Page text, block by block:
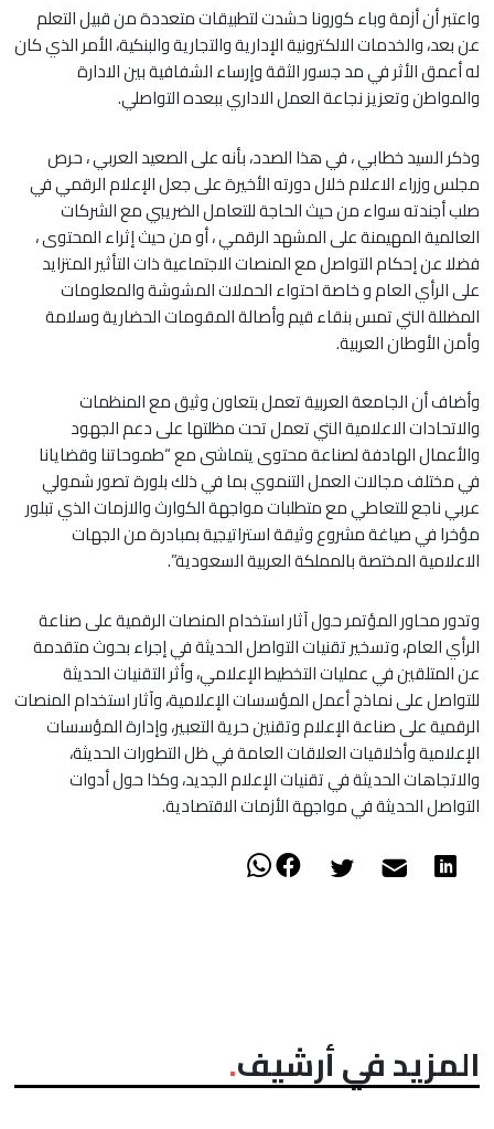
واعتبر أن أزمة وباء كورونا حشدت لتطبيقات متعددة من قبيل التعلم
عن بعد، والخدمات الالكترونية الإدارية والتجارية والبنكية، الأمر الذي كان
له أعمق الأثر في مد جسور الثقة وإرساء الشفافية بين الادارة
والمواطن وتعزيز نجاعة العمل الاداري ببعده التواصلي.
وذكر السيد خطابي ، في هذا الصدد، بأنه على الصعيد العربي ، حرص
مجلس وزراء الاعلام خلال دورته الأخيرة على جعل الإعلام الرقمي في
صلب أجندته سواء من حيث الحاجة للتعامل الضريبي مع الشركات
العالمية المهيمنة على المشهد الرقمي ، أو من حيث إثراء المحتوى ،
فضلا عن إحكام التواصل مع المنصات الاجتماعية ذات التأثير المتزايد
على الرأي العام و خاصة احتواء الحملات المشوشة والمعلومات
المضللة التي تمس بنقاء قيم وأصالة المقومات الحضارية وسلامة
وأمن الأوطان العربية.
وأضاف أن الجامعة العربية تعمل بتعاون وثيق مع المنظمات
والاتحادات الاعلامية التي تعمل تحت مظلتها على دعم الجهود
والأعمال الهادفة لصناعة محتوى يتماشى مع “طموحاتنا وقضايانا
في مختلف مجالات العمل التنموي بما في ذلك بلورة تصور شمولي
عربي ناجع للتعاطي مع متطلبات مواجهة الكوارث والازمات الذي تبلور
مؤخرا في صياغة مشروع وثيقة استراتيجية بمبادرة من الجهات
الاعلامية المختصة بالمملكة العربية السعودية”.
وتدور محاور المؤتمر حول آثار استخدام المنصات الرقمية على صناعة
الرأي العام، وتسخير تقنيات التواصل الحديثة في إجراء بحوث متقدمة
عن المتلقين في عمليات التخطيط الإعلامي، وأثر التقنيات الحديثة
للتواصل على نماذج أعمل المؤسسات الإعلامية، وآثار استخدام المنصات
الرقمية على صناعة الإعلام وتقنين حرية التعبير، وإدارة المؤسسات
الإعلامية وأخلاقيات العلاقات العامة في ظل التطورات الحديثة،
والاتجاهات الحديثة في تقنيات الإعلام الجديد، وكذا حول أدوات
التواصل الحديثة في مواجهة الأزمات الاقتصادية.
المزيد في أرشيف